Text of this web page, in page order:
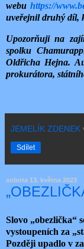
webu https://
uveřejnil druhý díl,
Upozorňuji na
spolku
Oldřicha Hejna.
prokurátora,
JEMELÍK ZDENEK
Sdílet
sobota 13. května 2023
Slovo „obezlička“
vystoupeních za
Později upadlo v